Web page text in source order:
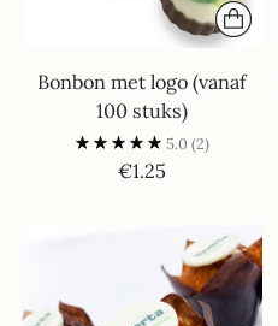
Bonbon met logo (vanaf
100 stuks)
5.0 (2)
€1.25